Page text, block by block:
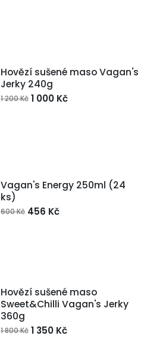
Hovězí sušené maso Vagan's
Jerky 240g
1 000 Kč
1 200 Kč
Vagan's Energy 250ml (24
ks)
456 Kč
600 Kč
Hovězí sušené maso
Sweet&Chilli Vagan's Jerky
360g
1 350 Kč
1 800 Kč